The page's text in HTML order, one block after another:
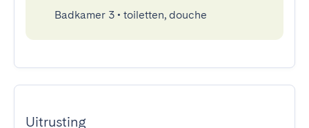
Badkamer 3 • toiletten, douche
Uitrusting